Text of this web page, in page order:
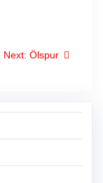
Next: Next
Ölspur